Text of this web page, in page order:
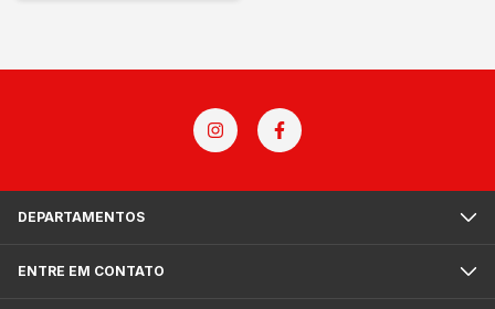
DEPARTAMENTOS
ENTRE EM CONTATO